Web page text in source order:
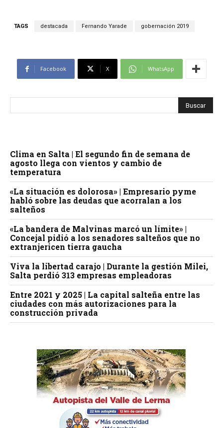
TAGS destacada Fernando Yarade gobernación 2019
Facebook X WhatsApp
Clima en Salta | El segundo fin de semana de
agosto llega con vientos y cambio de
temperatura
«La situación es dolorosa» | Empresario pyme
habló sobre las deudas que acorralan a los
salteños
«La bandera de Malvinas marcó un límite» |
Concejal pidió a los senadores salteños que no
extranjericen tierra gaucha
Viva la libertad carajo | Durante la gestión Milei,
Salta perdió 313 empresas empleadoras
Entre 2021 y 2025 | La capital salteña entre las
ciudades con más autorizaciones para la
construcción privada